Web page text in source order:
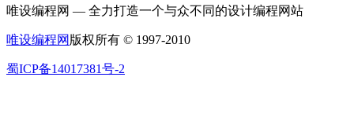
唯设编程网 — 全力打造一个与众不同的设计编程网站
唯设编程网 版权所有 © 1997-2010
蜀ICP备14017381号-2